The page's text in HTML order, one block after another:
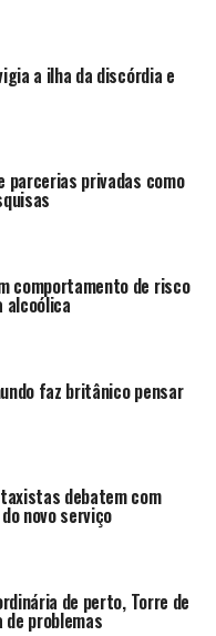
a ilha da discórdia e
parcerias privadas como
comportamento de risco
alcoólica
faz britânico pensar
debatem com
novo serviço
de perto, Torre de
de problemas